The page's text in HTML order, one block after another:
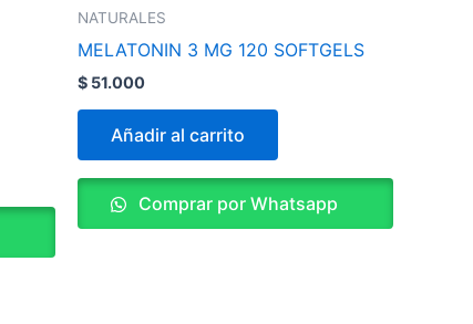
NATURALES
MELATONIN 3 MG 120 SOFTGELS
$ 51.000
Añadir al carrito
Comprar por Whatsapp